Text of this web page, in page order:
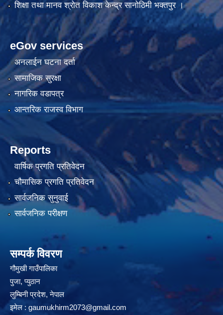
शिक्षा तथा मानव श्रोत विकाश केन्द्र सानोठिमी भक्तपुर ।
eGov services
अनलाईन घटना दर्ता
सामाजिक सुरक्षा
नागरिक वडापत्र
आन्तरिक राजस्व विभाग
Reports
वार्षिक प्रगति प्रतिवेदन
चौमासिक प्रगति प्रतिवेदन
सार्वजनिक सुनुवाई
सार्वजनिक परीक्षण
सम्पर्क विवरण
गौमुखी गाउँपालिका
पुजा, प्युठान
लुम्बिनी प्रदेश, नेपाल
इमेल : gaumukhirm2073@gmail.com